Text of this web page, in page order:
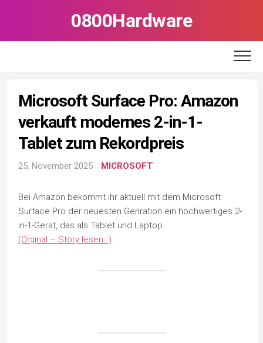
0800Hardware
Microsoft Surface Pro: Amazon
verkauft modernes 2-in-1-
Tablet zum Rekordpreis
25. November 2025 MICROSOFT
Bei Amazon bekommt ihr aktuell mit dem Microsoft
Surface Pro der neuesten Genration ein hochwertiges 2-
in-1-Gerät, das als Tablet und Laptop..
(Orginal – Story lesen…)